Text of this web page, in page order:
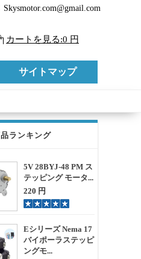
Skysmotor.com@gmail.com
カートを見る:0 円
サイトマップ
ランキング
5V 28BYJ-48 PM ス
テッピング モータ...
220 円
Eシリーズ Nema 17
バイポーラステッピ
ングモ...